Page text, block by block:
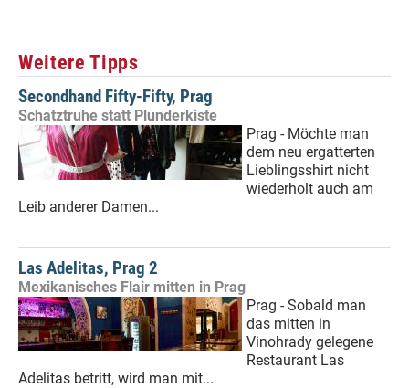
Weitere Tipps
Secondhand Fifty-Fifty, Prag
Schatztruhe statt Plunderkiste
Prag - Möchte man
dem neu ergatterten
Lieblingsshirt nicht
wiederholt auch am
Leib anderer Damen...
Las Adelitas, Prag 2
Mexikanisches Flair mitten in Prag
Prag - Sobald man
das mitten in
Vinohrady gelegene
Restaurant Las
Adelitas betritt, wird man mit...